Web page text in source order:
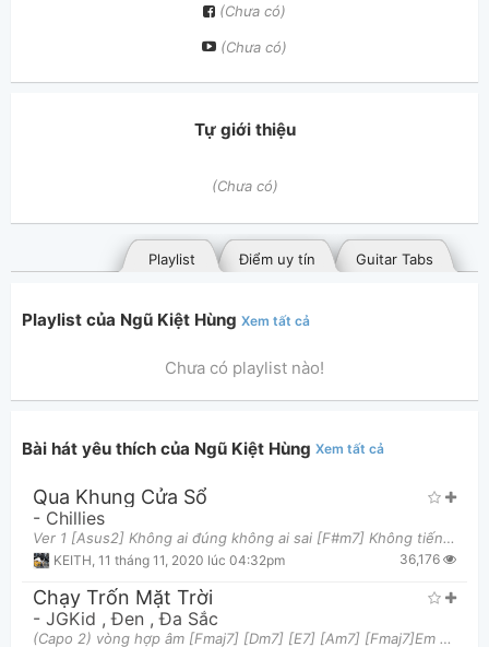
(Chưa có)
(Chưa có)
Tự giới thiệu
(Chưa có)
Guitar Tabs
Điểm uy tín
Playlist
Bài hát yêu thích
Bài hát đã đăng
Thông tin chung
Playlist của Ngũ Kiệt Hùng Xem tất cả
Chưa có playlist nào!
Bài hát yêu thích của Ngũ Kiệt Hùng Xem tất cả
Qua Khung Cửa Sổ
- Chillies
Ver 1 [Asus2] Không ai đúng không ai sai [F#m7] Không tiếng khóc trên mi ai [Bm7] Không những thứ
KEITH 11 tháng 11, 2020 lúc 04:32pm 36,176
Chạy Trốn Mặt Trời
- JGKid ,Đen ,Đa Sắc
(Capo 2) vòng hợp âm [Fmaj7] [Dm7] [E7] [Am7] [Fmaj7]Em mang một tâm sự lạ Bạn đồng [Dm7]hành là câ